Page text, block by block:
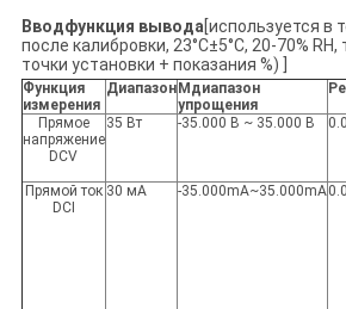
Вводфункция вывода[используется в
после калибровки, 23°C±5°C, 20-70%
точки установки + показания %) ]
Функция
измерения
Диапазон М диапазон
упрощения
Прямое
напряжение
DCV
35 Вт -35.000 В ~ 35.000 В
Прямой ток
DCI
30 мА -35.000mA~35.000mA